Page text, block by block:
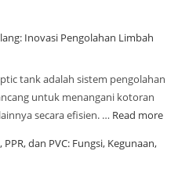
Inovasi Pengolahan Limbah
tank adalah sistem pengolahan
untuk menangani kotoran
secara efisien. … Read more
dan PVC: Fungsi, Kegunaan,